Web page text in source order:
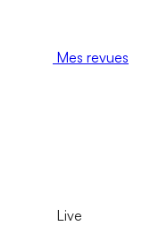
Mes revues
Live